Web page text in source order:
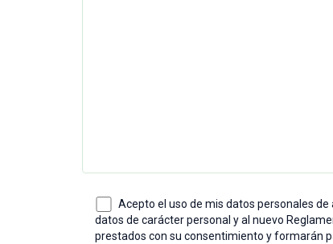
Acepto el uso de mis datos personales de
datos de carácter personal y al nuevo
prestados con su consentimiento y formarán